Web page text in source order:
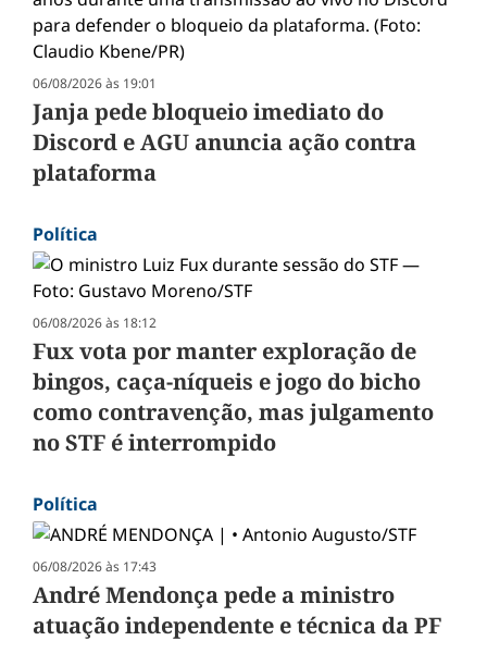
06/08/2026 às 19:01
Janja pede bloqueio imediato do
Discord e AGU anuncia ação contra
plataforma
Política
06/08/2026 às 18:12
Fux vota por manter exploração de
bingos, caça-níqueis e jogo do bicho
como contravenção, mas julgamento
no STF é interrompido
Política
06/08/2026 às 17:43
André Mendonça pede a ministro
atuação independente e técnica da PF